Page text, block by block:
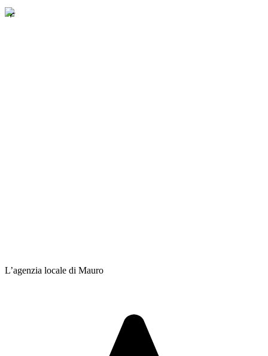
L’agenzia locale di Mauro